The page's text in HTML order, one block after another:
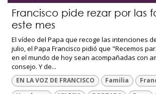
Francisco pide rezar por las
este mes
El vídeo del Papa que recoge las intenciones
julio, el Papa Francisco pidió que "Recemos
en el mundo de hoy sean acompañadas con
consejo. Y de...
EN LA VOZ DE FRANCISCO Familia